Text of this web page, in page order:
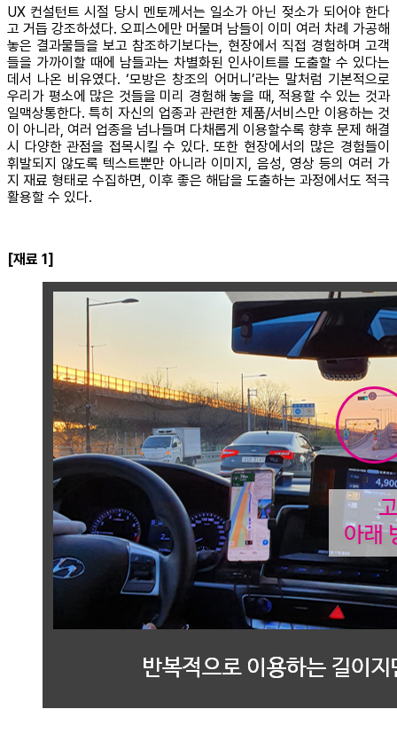
UX 컨설턴트 시절 당시 멘토께서는 일소가 아닌 젖소가 되어야 한다
고 거듭 강조하셨다. 오피스에만 머물며 남들이 이미 여러 차례 가공해
놓은 결과물들을 보고 참조하기보다는, 현장에서 직접 경험하며 고객
들을 가까이할 때에 남들과는 차별화된 인사이트를 도출할 수 있다는
데서 나온 비유였다. ‘모방은 창조의 어머니’라는 말처럼 기본적으로
우리가 평소에 많은 것들을 미리 경험해 놓을 때, 적용할 수 있는 것과
일맥상통한다. 특히 자신의 업종과 관련한 제품/서비스만 이용하는 것
이 아니라, 여러 업종을 넘나들며 다채롭게 이용할수록 향후 문제 해결
시 다양한 관점을 접목시킬 수 있다. 또한 현장에서의 많은 경험들이
휘발되지 않도록 텍스트뿐만 아니라 이미지, 음성, 영상 등의 여러 가
지 재료 형태로 수집하면, 이후 좋은 해답을 도출하는 과정에서도 적극
활용할 수 있다.
[재료 1]